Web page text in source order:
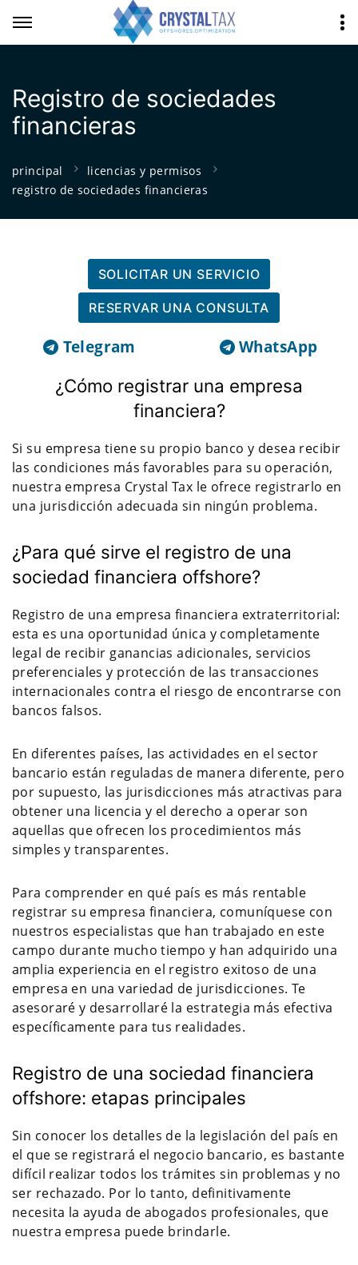
Registro de sociedades
financieras
principal
licencias y permisos
registro de sociedades financieras
SOLICITAR UN SERVICIO
RESERVAR UNA CONSULTA
Telegram WhatsApp
¿Cómo registrar una empresa
financiera?
Si su empresa tiene su propio banco y desea recibir
las condiciones más favorables para su operación,
nuestra empresa Crystal Tax le ofrece registrarlo en
una jurisdicción adecuada sin ningún problema.
¿Para qué sirve el registro de una
sociedad financiera offshore?
Registro de una empresa financiera extraterritorial:
esta es una oportunidad única y completamente
legal de recibir ganancias adicionales, servicios
preferenciales y protección de las transacciones
internacionales contra el riesgo de encontrarse con
bancos falsos.
En diferentes países, las actividades en el sector
bancario están reguladas de manera diferente, pero
por supuesto, las jurisdicciones más atractivas para
obtener una licencia y el derecho a operar son
aquellas que ofrecen los procedimientos más
simples y transparentes.
Para comprender en qué país es más rentable
registrar su empresa financiera, comuníquese con
nuestros especialistas que han trabajado en este
campo durante mucho tiempo y han adquirido una
amplia experiencia en el registro exitoso de una
empresa en una variedad de jurisdicciones. Te
asesoraré y desarrollaré la estrategia más efectiva
específicamente para tus realidades.
Registro de una sociedad financiera
offshore: etapas principales
Sin conocer los detalles de la legislación del país en
el que se registrará el negocio bancario, es bastante
difícil realizar todos los trámites sin problemas y no
ser rechazado. Por lo tanto, definitivamente
necesita la ayuda de abogados profesionales, que
nuestra empresa puede brindarle.